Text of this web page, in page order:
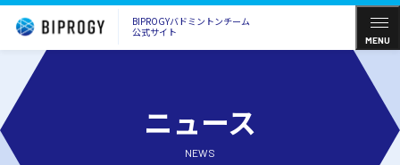
BIPROGYバドミントンチーム
公式サイト
MENU
ニュース
NEWS